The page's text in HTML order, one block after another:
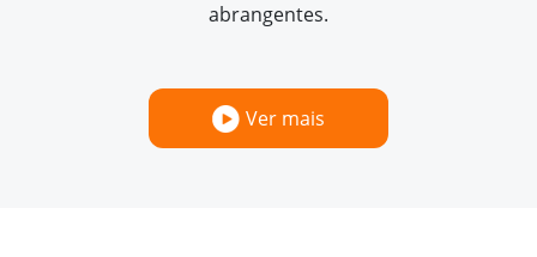
abrangentes.
Ver mais